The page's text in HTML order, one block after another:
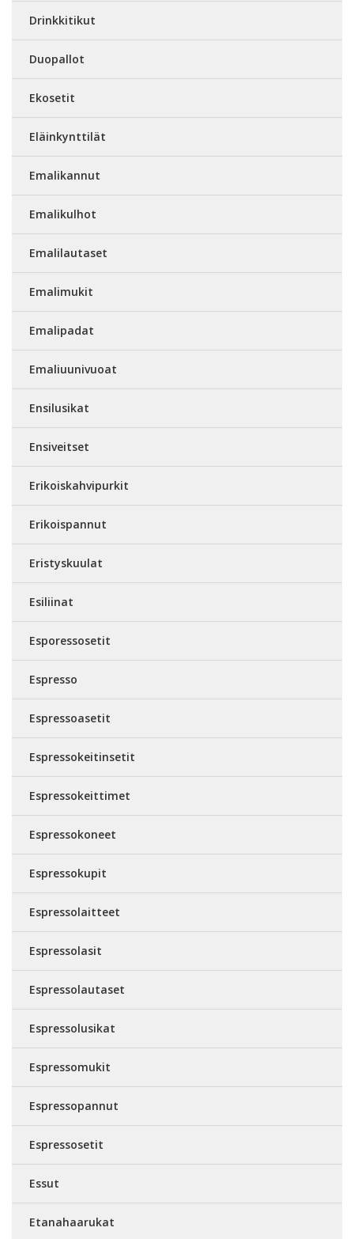
Drinkkitikut
Duopallot
Ekosetit
Eläinkynttilät
Emalikannut
Emalikulhot
Emalilautaset
Emalimukit
Emalipadat
Emaliuunivuoat
Ensilusikat
Ensiveitset
Erikoiskahvipurkit
Erikoispannut
Eristyskuulat
Esiliinat
Esporessosetit
Espresso
Espressoasetit
Espressokeitinsetit
Espressokeittimet
Espressokoneet
Espressokupit
Espressolaitteet
Espressolasit
Espressolautaset
Espressolusikat
Espressomukit
Espressopannut
Espressosetit
Essut
Etanahaarukat